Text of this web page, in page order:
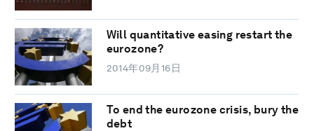
Will quantitative easing restart the
eurozone?
2014年09月16日
To end the eurozone crisis, bury the
debt